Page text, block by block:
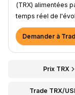
(TRX) alimentées
temps réel de
Demander à
Prix TRX
Trade TRX/